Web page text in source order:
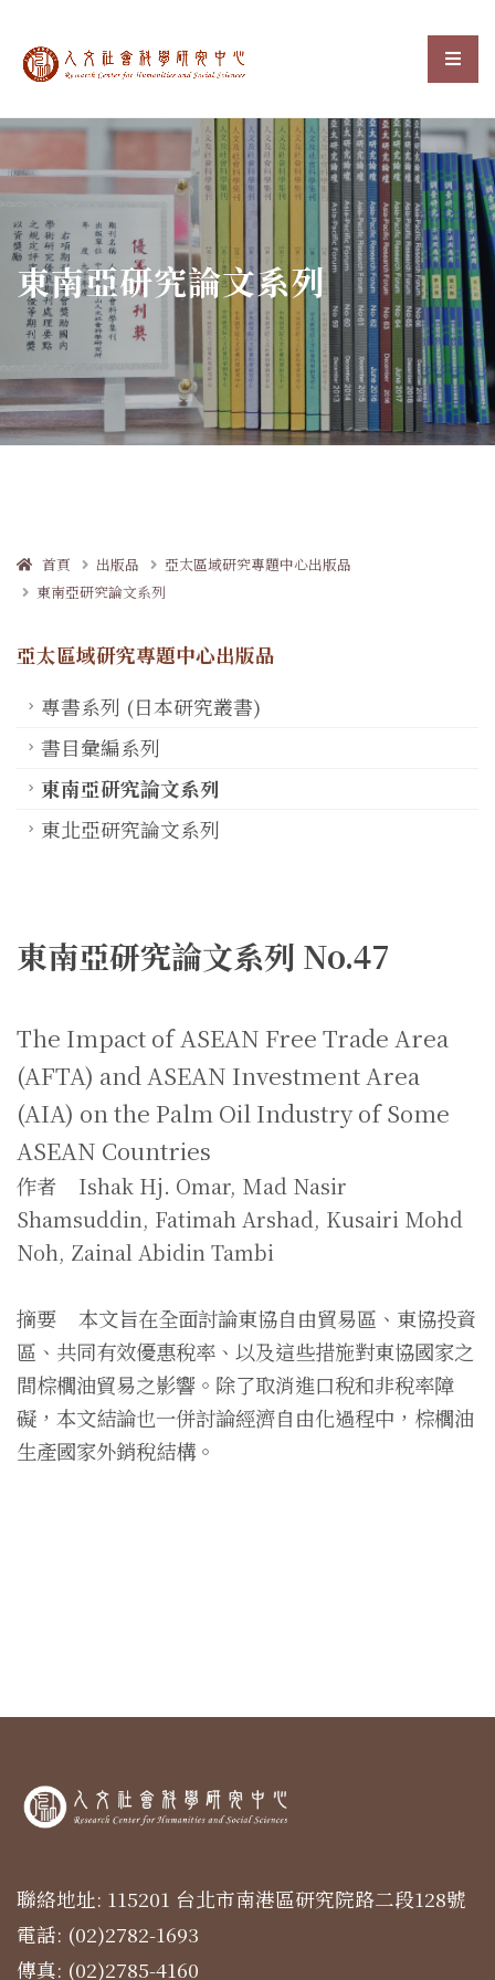
中央研究院人文社會科選
:::
東南亞研究論文系列
首頁 出版品
亞太區域研究專題中心出版品
東南亞研究論文系列
亞太區域研究專題中心出版品
專書系列 (日本研究叢書)
書目彙編系列
東南亞研究論文系列
東北亞研究論文系列
東南亞研究論文系列 No.47
The Impact of ASEAN Free Trade Area
(AFTA) and ASEAN Investment Area
(AIA) on the Palm Oil Industry of Some
ASEAN Countries
作者 Ishak Hj. Omar, Mad Nasir
Shamsuddin, Fatimah Arshad, Kusairi Mohd
Noh, Zainal Abidin Tambi
摘要 本文旨在全面討論東協自由貿易區、東協投資
區、共同有效優惠稅率、以及這些措施對東協國家之
間棕櫚油貿易之影響。除了取消進口稅和非稅率障
礙，本文結論也一併討論經濟自由化過程中，棕櫚油
生產國家外銷稅結構。
聯絡地址: 115201 台北市南港區研究院路二段128號
電話: (02)2782-1693
傳真: (02)2785-4160